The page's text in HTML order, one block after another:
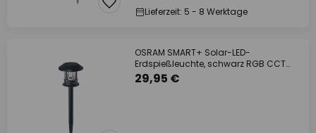
Lieferzeit: 5 - 8 Werktage
OSRAM SMART+ Solar-LED-
Erdspießleuchte, schwarz RGB CCT
IP44
29,95 €